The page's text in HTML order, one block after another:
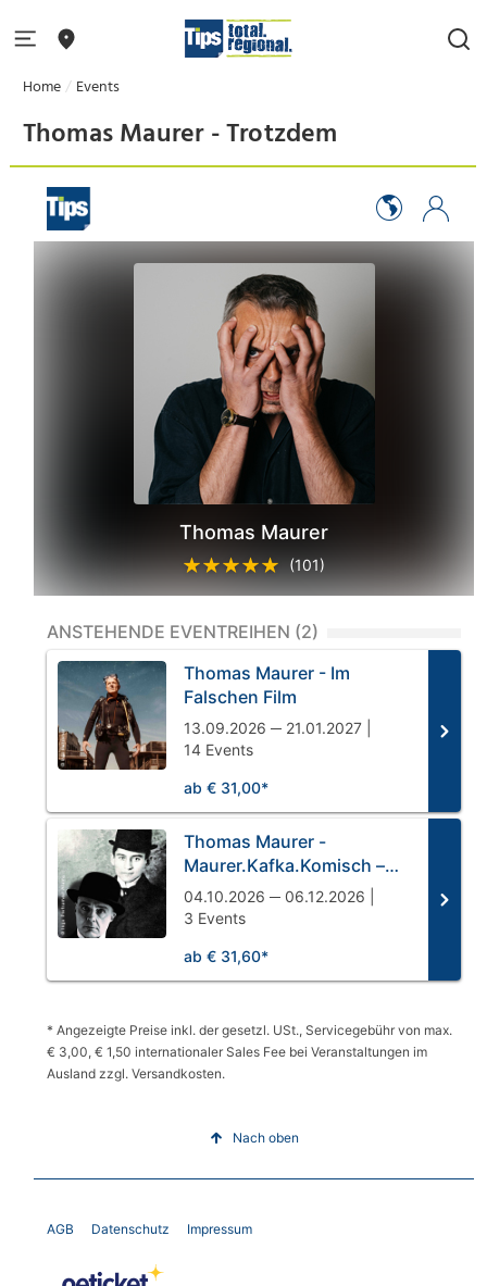
Home Events
Thomas Maurer - Trotzdem